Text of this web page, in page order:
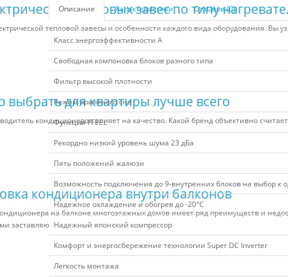
тепловых завес по типу
тепловой завесы и особенности каждого вида оборудования. Вы
выбрать для квартиры лучше всего
кондиционеров влияет на качество. Какой бренд объективно
кондиционера внутри балконов
на балконе многоэтажных домов имеет ряд преимуществ и
заставляю
Описание
Характеристики Отзывов (0)
Класс энергоэффективности А
Свободная компоновка блоков разного типа
Фильтр высокой плотности
Режим приятного сна
Функция I FEEL
Рекордно низкий уровень шума 23 дБа
Пять положений жалюзи
Возможность подключения до 9-внутренних блоков на выбор к
Надежное охлаждение и обогрев до -20°C
Надежный японский компрессор
Комфорт и энергосбережение технологии Super DC Inverter
Легкость монтажа